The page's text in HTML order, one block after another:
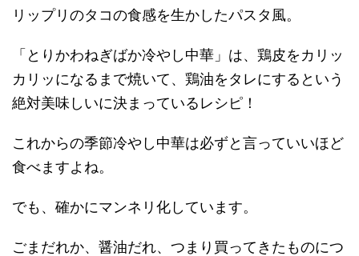
リップリのタコの食感を生かしたパスタ風。
「とりかわねぎばか冷やし中華」は、鶏皮をカリッ
カリッになるまで焼いて、鶏油をタレにするという
絶対美味しいに決まっているレシピ！
これからの季節冷やし中華は必ずと言っていいほど
食べますよね。
でも、確かにマンネリ化しています。
ごまだれか、醤油だれ、つまり買ってきたものにつ